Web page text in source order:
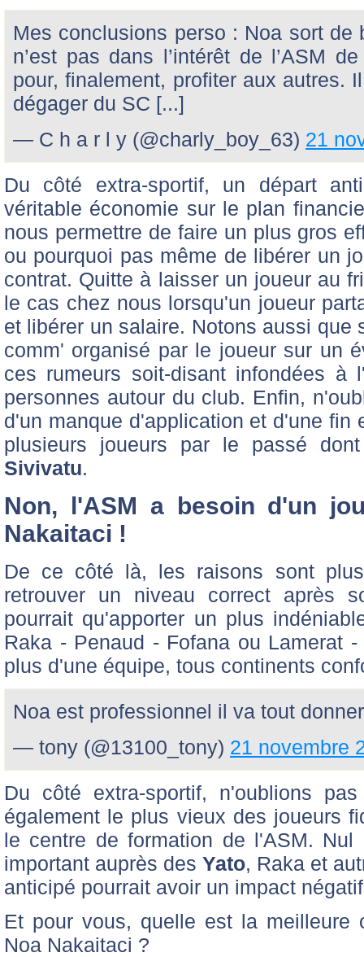
Mes conclusions perso : Noa sort
n’est pas dans l’intérêt de l’ASM
pour, finalement, profiter aux autres.
dégager du SC [...]
— C h a r l y (@charly_boy_63) 21
Du côté extra-sportif, un départ
véritable économie sur le plan
nous permettre de faire un plus gros
ou pourquoi pas même de libérer un
contrat. Quitte à laisser un joueur au
le cas chez nous lorsqu'un joueur
et libérer un salaire. Notons aussi que
comm' organisé par le joueur sur un
ces rumeurs soit-disant infondées à
personnes autour du club. Enfin,
d'un manque d'application et d'une fin
plusieurs joueurs par le passé
Sivivatu.
Non, l'ASM a besoin d'un
Nakaitaci !
De ce côté là, les raisons sont
retrouver un niveau correct après
pourrait qu'apporter un plus
Raka - Penaud - Fofana ou Lamerat
plus d'une équipe, tous continents
Noa est professionnel il va tout
— tony (@13100_tony) 21 novembre
Du côté extra-sportif, n'oublions
également le plus vieux des joueurs
le centre de formation de l'ASM.
important auprès des Yato, Raka et
anticipé pourrait avoir un impact
Et pour vous, quelle est la meilleure
Noa Nakaitaci ?